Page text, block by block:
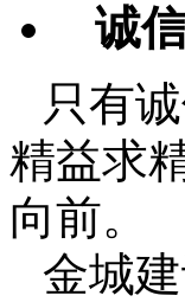
诚
只有
精益求
向前。
金城